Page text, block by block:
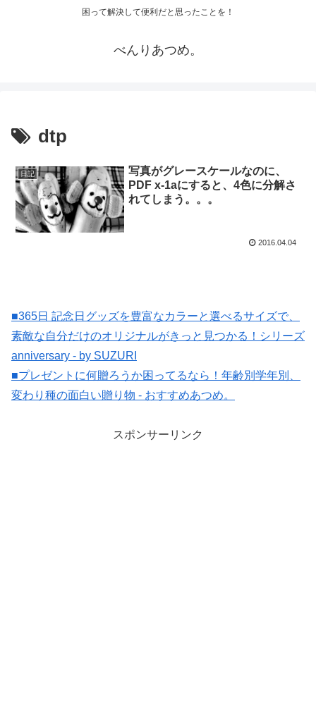
困って解決して便利だと思ったことを！
べんりあつめ。
dtp
日記
写真がグレースケールなのに、
PDF x-1aにすると、4色に分解さ
れてしまう。。。
2016.04.04
■365日 記念日グッズを豊富なカラーと選べるサイズで、
素敵な自分だけのオリジナルがきっと見つかる！シリーズ
anniversary - by SUZURI
■プレゼントに何贈ろうか困ってるなら！年齢別学年別、
変わり種の面白い贈り物 - おすすめあつめ。
スポンサーリンク